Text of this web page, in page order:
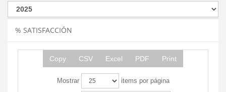
% SATISFACCIÓN
Copy CSV Excel PDF Print
Mostrar items por página